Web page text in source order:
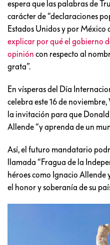
espera que las palabras de
carácter de “declaraciones
Estados Unidos y por México
explicar por qué el gobierno
opinión con respecto al
grata”.
En vísperas del Día
celebra este 16 de
la invitación para que
Allende “y aprenda de un
Así, el futuro mandatario
llamada “Fragua de la
héroes como Ignacio
el honor y soberanía de su